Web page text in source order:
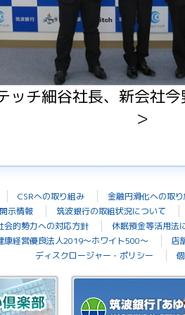
ッチ細谷社長、新会社
＞
CSRへの取り組み
金融円滑化への取
示情報
筑波銀行の取組状況について
会的勢力への対応方針
休眠預金等活用法
康経営優良法人2019～ホワイト500～
店
ディスクロージャー・ポリシー